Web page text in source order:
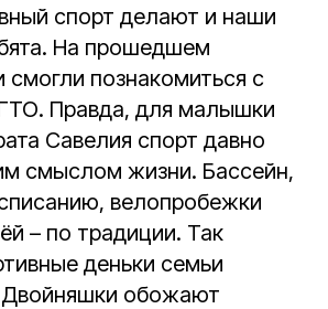
спорт делают и наши
На прошедшем
смогли познакомиться с
Правда, для малышки
Савелия спорт давно
смыслом жизни. Бассейн,
велопробежки
– по традиции. Так
деньки семьи
обожают